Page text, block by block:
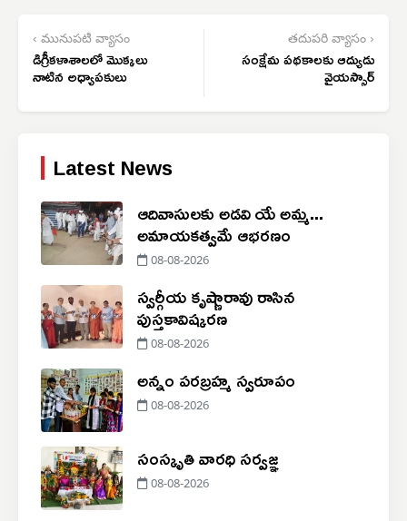
‹ మునుపటి వ్యాసం
డిగ్రీకళాశాలలో మొక్కలు
నాటిన అధ్యాపకులు
తదుపరి వ్యాసం ›
సంక్షేమ పథకాలకు ఆద్యుడు
వైయస్సార్
Latest News
ఆదివాసులకు అడవి యే అమ్మ...
అమాయకత్వమే ఆభరణం
08-08-2026
స్వర్గీయ కృష్ణారావు రాసిన
పుస్తకావిష్కరణ
08-08-2026
అన్నం పరబ్రహ్మ స్వరూపం
08-08-2026
సంస్కృతి వారధి సర్వజ్ఞ
08-08-2026